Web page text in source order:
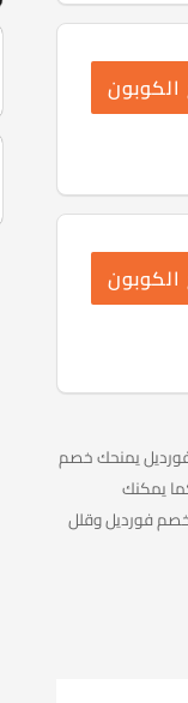
الكوبون
الكوبون
كود فورديل يمنحك خصم
المختارة. كما يمكنك
فورديل وقلل